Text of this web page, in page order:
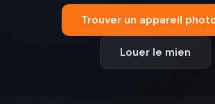
Trouver un appareil
Louer le mien